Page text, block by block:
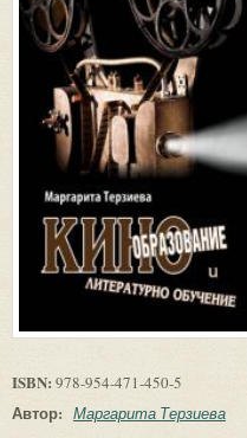
ISBN: 978-954-471-450-5
Автор: Маргарита Терзиева